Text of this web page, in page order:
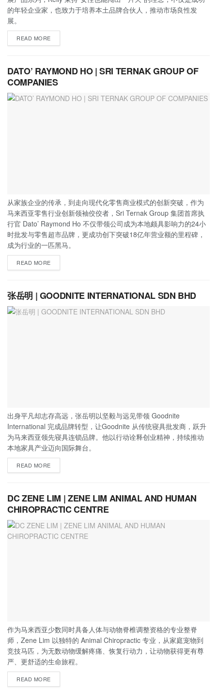
的年轻企业家，也致力于培养本土品牌合伙人，推动市场良性发
展。
READ MORE
DATO’ RAYMOND HO | SRI TERNAK GROUP OF
COMPANIES
从家族企业的传承，到走向现代化零售商业模式的创新突破，作为
马来西亚零售行业创新领袖佼佼者，Sri Ternak Group 集团首席执
行官 Dato’ Raymond Ho 不仅带领公司成为本地颇具影响力的24小
时批发与零售超市品牌，更成功创下突破18亿年营业额的里程碑，
成为行业的一匹黑马。
READ MORE
张岳明 | GOODNITE INTERNATIONAL SDN BHD
出身平凡却志存高远，张岳明以坚毅与远见带领 Goodnite
International 完成品牌转型，让Goodnite 从传统寝具批发商，跃升
为马来西亚领先寝具连锁品牌。他以行动诠释创业精神，持续推动
本地家具产业迈向国际舞台。
READ MORE
DC ZENE LIM | ZENE LIM ANIMAL AND HUMAN
CHIROPRACTIC CENTRE
作为马来西亚少数同时具备人体与动物脊椎调整资格的专业整脊
师，Zene Lim 以独特的 Animal Chiropractic 专业，从家庭宠物到
竞技马匹，为无数动物缓解疼痛、恢复行动力，让动物获得更有尊
严、更舒适的生命旅程。
READ MORE